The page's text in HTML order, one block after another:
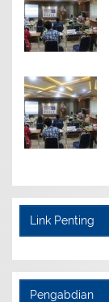
Link Penting
Pengabdian